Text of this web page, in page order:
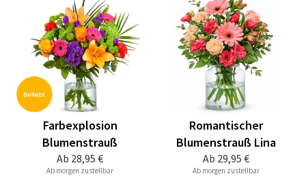
Ab 28,95 €
Farbexplosion
Blumenstrauß
Ab morgen zustellbar
Ab 29,95 €
Romantischer
Blumenstrauß Lina
Ab morgen zustellbar